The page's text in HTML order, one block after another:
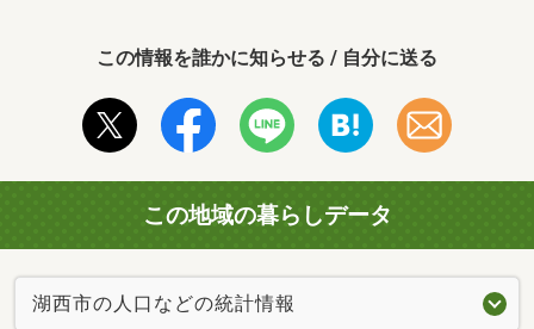
この情報を誰かに知らせる / 自分に送る
この地域の暮らしデータ
湖西市の人口などの統計情報